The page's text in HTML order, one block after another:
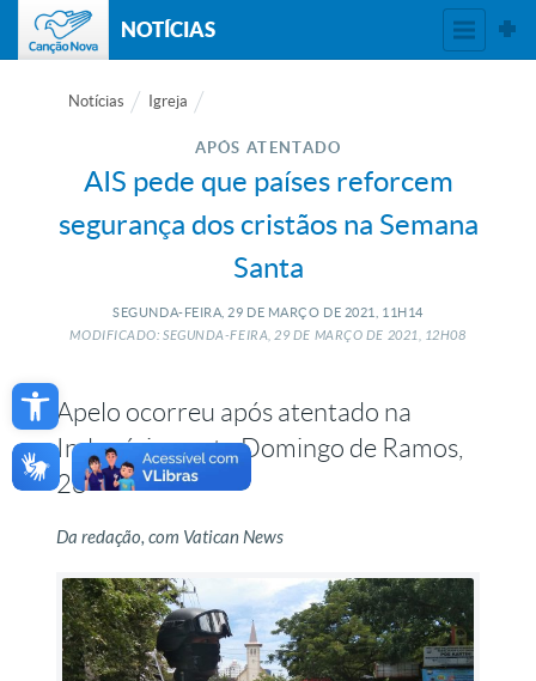
Open toolbar
NOTÍCIAS
Notícias Igreja
APÓS ATENTADO
AIS pede que países reforcem
segurança dos cristãos na Semana
Santa
SEGUNDA-FEIRA, 29 DE MARÇO DE 2021, 11H14
MODIFICADO: SEGUNDA-FEIRA, 29DE MARÇO DE 2021, 12H08
Apelo ocorreu após atentado na
Indonésia, neste Domingo de Ramos,
28
Da redação, com Vatican News